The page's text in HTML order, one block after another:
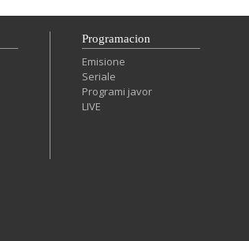
Programacion
Emisione
Seriale
Programi javor
LIVE